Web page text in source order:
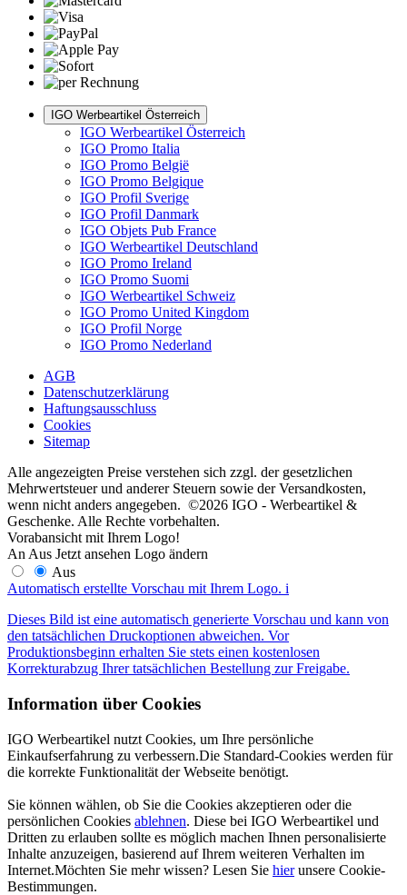
IGO Werbeartikel Österreich
IGO Werbeartikel Österreich
IGO Promo Italia
IGO Promo België
IGO Promo Belgique
IGO Profil Sverige
IGO Profil Danmark
IGO Objets Pub France
IGO Werbeartikel Deutschland
IGO Promo Ireland
IGO Promo Suomi
IGO Werbeartikel Schweiz
IGO Promo United Kingdom
IGO Profil Norge
IGO Promo Nederland
AGB
Datenschutzerklärung
Haftungsausschluss
Cookies
Sitemap
Alle angezeigten Preise verstehen sich zzgl. der gesetzlichen
Mehrwertsteuer und anderer Steuern sowie der Versandkosten,
wenn nicht anders angegeben. ©2026 IGO - Werbeartikel &
Geschenke. Alle Rechte vorbehalten.
Vorabansicht mit Ihrem Logo!
An Aus Jetzt ansehen Logo ändern
Aus
Automatisch erstellte Vorschau mit Ihrem Logo. i
Dieses Bild ist eine automatisch generierte Vorschau und kann von
den tatsächlichen Druckoptionen abweichen. Vor
Produktionsbeginn erhalten Sie stets einen kostenlosen
Korrekturabzug Ihrer tatsächlichen Bestellung zur Freigabe.
Information über Cookies
IGO Werbeartikel nutzt Cookies, um Ihre persönliche
Einkaufserfahrung zu verbessern.Die Standard-Cookies werden für
die korrekte Funktionalität der Webseite benötigt.
Sie können wählen, ob Sie die Cookies akzeptieren oder die
persönlichen Cookies ablehnen. Diese bei IGO Werbeartikel und
Dritten zu erlauben sollte es möglich machen Ihnen personalisierte
Inhalte anzuzeigen, basierend auf Ihrem weiteren Verhalten im
Internet.Möchten Sie mehr wissen? Lesen Sie hierunsere Cookie-
Bestimmungen.